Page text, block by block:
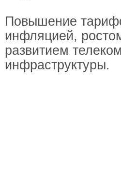
Повышение
инфляцией,
развитием
инфраструктуры.